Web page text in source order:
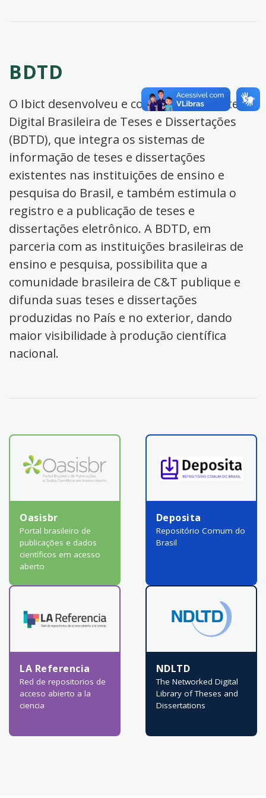
BDTD
O Ibict desenvolveu e coordena a Biblioteca
Digital Brasileira de Teses e Dissertações
(BDTD), que integra os sistemas de
informação de teses e dissertações
existentes nas instituições de ensino e
pesquisa do Brasil, e também estimula o
registro e a publicação de teses e
dissertações eletrônico. A BDTD, em
parceria com as instituições brasileiras de
ensino e pesquisa, possibilita que a
comunidade brasileira de C&T publique e
difunda suas teses e dissertações
produzidas no País e no exterior, dando
maior visibilidade à produção científica
nacional.
Oasisbr
Portal brasileiro de
publicações e dados
científicos em acesso
aberto
Deposita
Repositório Comum do
Brasil
LA Referencia
Red de repositorios de
acceso abierto a la
ciencia
NDLTD
The Networked Digital
Library of Theses and
Dissertations